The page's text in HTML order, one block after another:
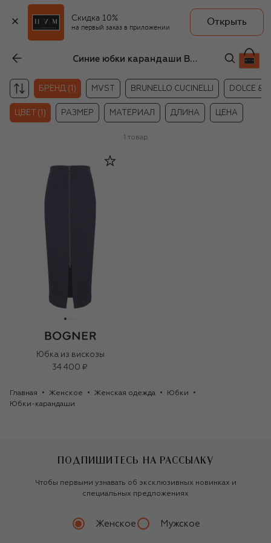
Скидка 10%
на первый заказ в приложении
Открыть
Синие юбки карандаши Bogner
БРЕНД (1) MVST BRUNELLO CUCINELLI DOLCE &
ЦВЕТ (1) РАЗМЕР МАТЕРИАЛ ДЛИНА ЦЕНА
1 товар
Юбка из вискозы
34 400 ₽
Главная Женское Женская одежда
Юбки
Юбки-карандаши
ПОДПИШИТЕСЬ НА РАССЫЛКУ
Чтобы первыми узнавать об эксклюзивных новинках и
специальных предложениях
Женское Мужское